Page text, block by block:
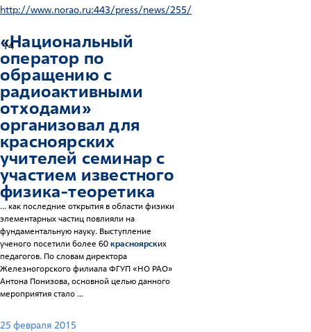
http://www.norao.ru:443/press/news/255/
14
«Национальный
оператор по
обращению с
радиоактивными
отходами»
организовал для
красноярских
учителей семинар с
участием известного
физика-теоретика
... как последние открытия в области физики
элементарных частиц повлияли на
фундаментальную науку. Выступление
ученого посетили более 60красноярских
педагогов. По словам директора
Железногорского филиала ФГУП «НО РАО»
Антона Понизова, основной целью данного
мероприятия стало ...
25 февраля 2015